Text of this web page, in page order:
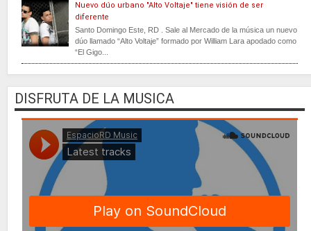
Nuevo dúo urbano "Alto Voltaje" tiene visión de ser
diferente
Santo Domingo Este, RD . Sale al Mercado de la música un nuevo
dúo llamado “Alto Voltaje” formado por William Lara apodado como
“El Gigo...
DISFRUTA DE LA MUSICA